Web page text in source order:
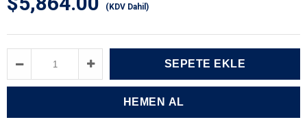
(KDV Dahil)